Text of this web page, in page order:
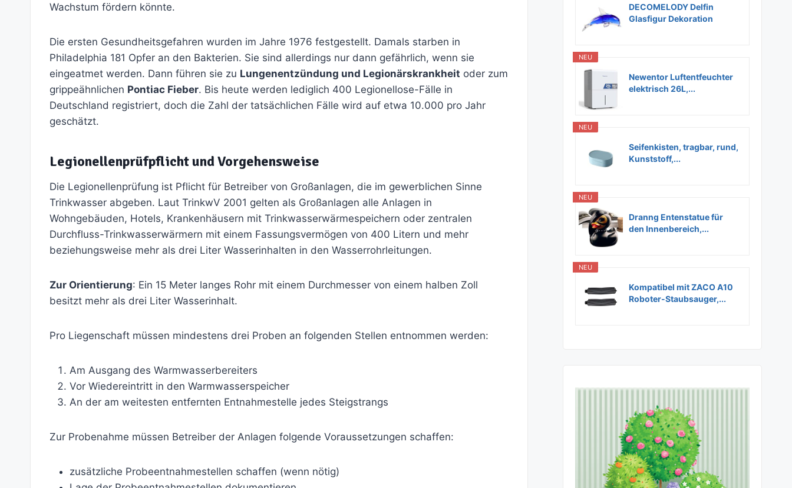
Wachstum fördern könnte.
Die ersten Gesundheitsgefahren wurden im Jahre 1976 festgestellt. Damals starben in
Philadelphia 181 Opfer an den Bakterien. Sie sind allerdings nur dann gefährlich, wenn sie
eingeatmet werden. Dann führen sie zu Lungenentzündung und Legionärskrankheit oder zum
grippeähnlichen Pontiac Fieber. Bis heute werden lediglich 400 Legionellose-Fälle in
Deutschland registriert, doch die Zahl der tatsächlichen Fälle wird auf etwa 10.000 pro Jahr
geschätzt.
Legionellenprüfpflicht und Vorgehensweise
Die Legionellenprüfung ist Pflicht für Betreiber von Großanlagen, die im gewerblichen Sinne
Trinkwasser abgeben. Laut TrinkwV 2001 gelten als Großanlagen alle Anlagen in
Wohngebäuden, Hotels, Krankenhäusern mit Trinkwasserwärmespeichern oder zentralen
Durchfluss-Trinkwasserwärmern mit einem Fassungsvermögen von 400 Litern und mehr
beziehungsweise mehr als drei Liter Wasserinhalten in den Wasserrohrleitungen.
Zur Orientierung: Ein 15 Meter langes Rohr mit einem Durchmesser von einem halben Zoll
besitzt mehr als drei Liter Wasserinhalt.
Pro Liegenschaft müssen mindestens drei Proben an folgenden Stellen entnommen werden:
Am Ausgang des Warmwasserbereiters
Vor Wiedereintritt in den Warmwasserspeicher
An der am weitesten entfernten Entnahmestelle jedes Steigstrangs
Zur Probenahme müssen Betreiber der Anlagen folgende Voraussetzungen schaffen:
zusätzliche Probeentnahmestellen schaffen (wenn nötig)
DECOMELODY Delfin
Glasfigur Dekoration
NEU
Newentor Luftentfeuchter
elektrisch 26L,...
NEU
Seifenkisten, tragbar, rund,
Kunststoff,...
NEU
Dranng Entenstatue für
den Innenbereich,...
NEU
Kompatibel mit ZACO A10
Roboter-Staubsauger,...